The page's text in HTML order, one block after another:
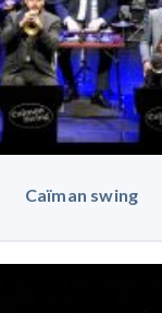
Caïman swing